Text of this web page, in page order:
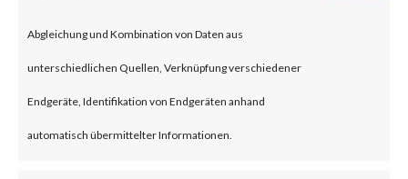
Abgleichung und Kombination von Daten aus
unterschiedlichen Quellen, Verknüpfung verschiedener
Endgeräte, Identifikation von Endgeräten anhand
automatisch übermittelter Informationen.
malware families have
reportedly been deployed.
FortiGuard Labs strongly
recommends all users of